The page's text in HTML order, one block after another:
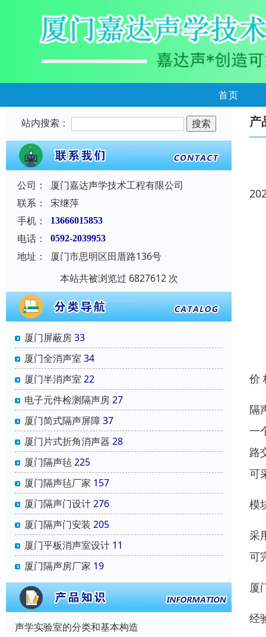
首页
站内搜索：
公司：
厦门嘉达声学技术工程有限公司
联系：
宋继萍
手机：
13666015853
电话： 0592-2039953
地址：
厦门市思明区田厝路136号
本站共被浏览过 6827612 次
厦门屏蔽房33
厦门全消声室 34
厦门半消声室 22
电子元件检测隔声房27
厦门简式隔声屏障37
厦门片式折角消声器 28
厦门隔声毡225
厦门隔声毡厂家 157
厦门隔声门设计276
厦门隔声门安装 205
厦门平板消声室设计 11
厦门隔声房厂家 19
声学实验室的分类和基本构造
产
价
隔
一
路
可
模
采
可
厦
经